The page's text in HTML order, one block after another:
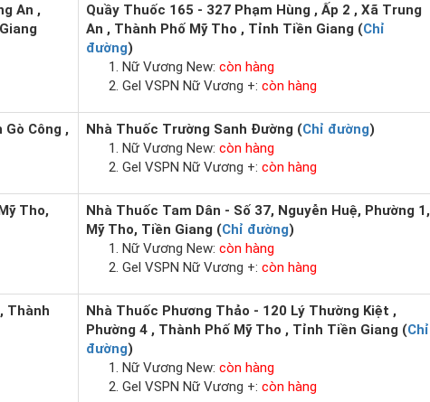
An ,
Quầy Thuốc 165 - 327 Phạm Hùng , Ấp 2 , Xã Trung
An , Thành Phố Mỹ Tho , Tỉnh Tiền Giang (Chỉ
đường)
Nữ Vương New: còn hàng
Gel VSPN Nữ Vương +: còn hàng
Gò Công ,
Nhà Thuốc Trường Sanh Đường (Chỉ đường)
Nữ Vương New: còn hàng
Gel VSPN Nữ Vương +: còn hàng
Tho,
Nhà Thuốc Tam Dân - Số 37, Nguyễn Huệ, Phường 1,
Mỹ Tho, Tiền Giang (Chỉ đường)
Nữ Vương New: còn hàng
Gel VSPN Nữ Vương +: còn hàng
Thành
Nhà Thuốc Phương Thảo - 120 Lý Thường Kiệt ,
Phường 4 , Thành Phố Mỹ Tho , Tỉnh Tiền Giang (Chỉ
đường)
Nữ Vương New: còn hàng
Gel VSPN Nữ Vương +: còn hàng